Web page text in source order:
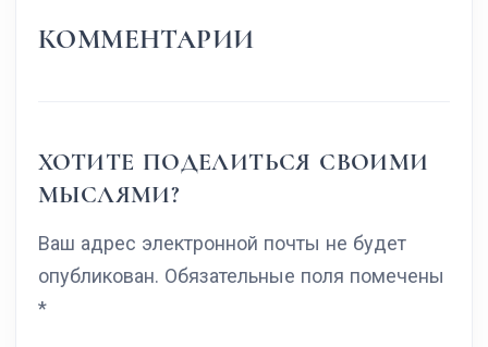
КОММЕНТАРИИ
ХОТИТЕ ПОДЕЛИТЬСЯ СВОИМИ
МЫСЛЯМИ?
Ваш адрес электронной почты не будет
опубликован. Обязательные поля помечены
*